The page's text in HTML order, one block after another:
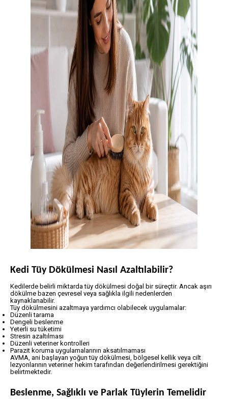
Kedi Tüy Dökülmesi Nasıl Azaltılabilir?
Kedilerde belirli miktarda tüy dökülmesi doğal bir süreçtir. Ancak aşırı
dökülme bazen çevresel veya sağlıkla ilgili nedenlerden
kaynaklanabilir.
Tüy dökülmesini azaltmaya yardımcı olabilecek uygulamalar:
Düzenli tarama
Dengeli beslenme
Yeterli su tüketimi
Stresin azaltılması
Düzenli veteriner kontrolleri
Parazit koruma uygulamalarının aksatılmaması
AVMA, ani başlayan yoğun tüy dökülmesi, bölgesel kellik veya cilt
lezyonlarının veteriner hekim tarafından değerlendirilmesi gerektiğini
belirtmektedir.
Beslenme, Sağlıklı ve Parlak Tüylerin Temelidir